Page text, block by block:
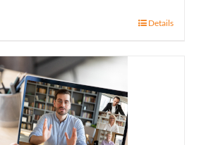
Details